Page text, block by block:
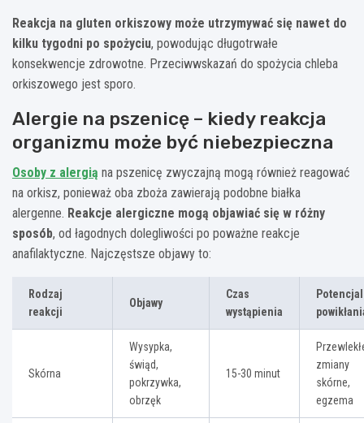
Reakcja na gluten orkiszowy może utrzymywać się nawet do
kilku tygodni po spożyciu, powodując długotrwałe
konsekwencje zdrowotne. Przeciwwskazań do spożycia chleba
orkiszowego jest sporo.
Alergie na pszenicę – kiedy reakcja
organizmu może być niebezpieczna
Osoby z alergią na pszenicę zwyczajną mogą również reagować
na orkisz, ponieważ oba zboża zawierają podobne białka
alergenne. Reakcje alergiczne mogą objawiać się w różny
sposób, od łagodnych dolegliwości po poważne reakcje
anafilaktyczne. Najczęstsze objawy to:
Rodzaj
reakcji
Objawy
Czas
wystąpienia
Skórna
Wysypka,
świąd,
pokrzywka,
obrzęk
15-30 minut
zmiany
skórne,
egzema